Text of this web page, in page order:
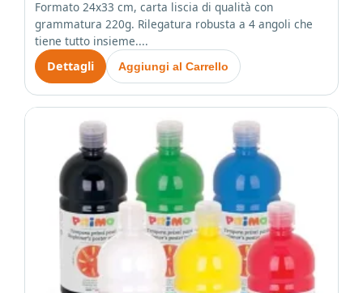
Formato 24x33 cm, carta liscia di qualità con
grammatura 220g. Rilegatura robusta a 4 angoli che
tiene tutto insieme....
Dettagli
Aggiungi al Carrello